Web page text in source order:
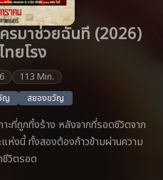
รมาช่วยฉันที (2026)
ยโรง
113 Min.
ญ สยองขวัญ
ที่ถูกทิ้งร้าง หลังจากที่รอดชีวิตจาก
ห่งนี้ ทั้งสองต้องก้าวข้ามผ่านความ
ชีวิตรอด